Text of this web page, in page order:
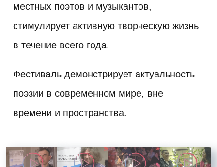
местных поэтов и музыкантов,
стимулирует активную творческую жизнь
в течение всего года.
Фестиваль демонстрирует актуальность
поэзии в современном мире, вне
времени и пространства.